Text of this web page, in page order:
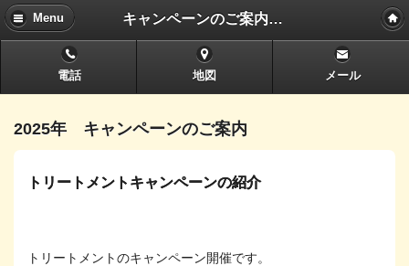
Menu キャンペーンのご案内.2025
電話 地図 メール
2025年 キャンペーンのご案内
トリートメントキャンペーンの紹介
トリートメントのキャンペーン開催です。